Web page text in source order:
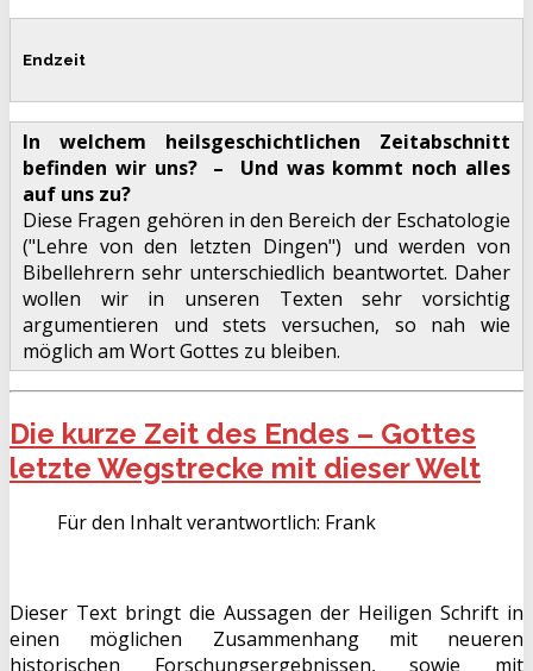
Endzeit
In welchem heilsgeschichtlichen Zeitabschnitt
befinden wir uns? – Und was kommt noch alles
auf uns zu?
Diese Fragen gehören in den Bereich der Eschatologie
("Lehre von den letzten Dingen") und werden von
Bibellehrern sehr unterschiedlich beantwortet. Daher
wollen wir in unseren Texten sehr vorsichtig
argumentieren und stets versuchen, so nah wie
möglich am Wort Gottes zu bleiben.
Die kurze Zeit des Endes – Gottes
letzte Wegstrecke mit dieser Welt
Für den Inhalt verantwortlich: Frank
Dieser Text bringt die Aussagen der Heiligen Schrift in
einen möglichen Zusammenhang mit neueren
historischen Forschungsergebnissen, sowie mit